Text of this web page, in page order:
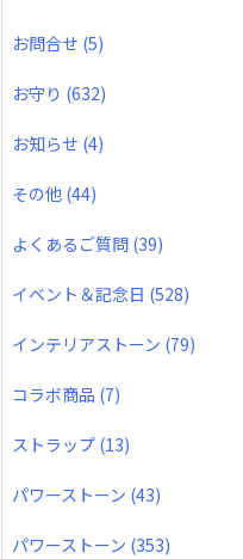
お問合せ (5)
お守り (632)
お知らせ (4)
その他 (44)
よくあるご質問 (39)
イベント＆記念日 (528)
インテリアストーン (79)
コラボ商品 (7)
ストラップ (13)
パワーストーン (43)
パワーストーン (353)